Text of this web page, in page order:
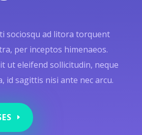
sociosqu ad litora torquent
per inceptos himenaeos.
ut eleifend sollicitudin, neque
id sagittis nisi ante nec arcu.